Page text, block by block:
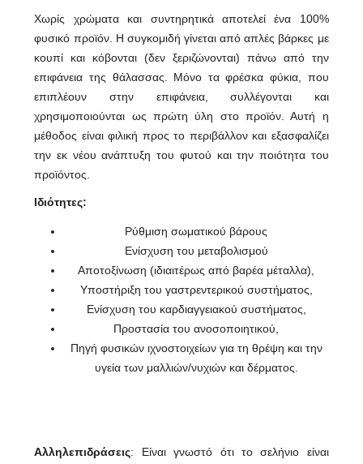
Χωρίς χρώματα και συντηρητικά αποτελεί ένα 100%
φυσικό προϊόν. Η συγκομιδή γίνεται από απλές βάρκες με
κουπί και κόβονται (δεν ξεριζώνονται) πάνω από την
επιφάνεια της θάλασσας. Μόνο τα φρέσκα φύκια, που
επιπλέουν στην επιφάνεια, συλλέγονται και
χρησιμοποιούνται ως πρώτη ύλη στο προϊόν. Αυτή η
μέθοδος είναι φιλική προς το περιβάλλον και εξασφαλίζει
την εκ νέου ανάπτυξη του φυτού και την ποιότητα του
προϊόντος.
Ιδιότητες:
Ρύθμιση σωματικού βάρους
Ενίσχυση του μεταβολισμού
Αποτοξίνωση (ιδιαιτέρως από βαρέα μέταλλα),
Υποστήριξη του γαστρεντερικού συστήματος,
Ενίσχυση του καρδιαγγειακού συστήματος,
Προστασία του ανοσοποιητικού,
Πηγή φυσικών ιχνοστοιχείων για τη θρέψη και την
υγεία των μαλλιών/νυχιών και δέρματος.
Αλληλεπιδράσεις: Είναι γνωστό ότι το σελήνιο είναι